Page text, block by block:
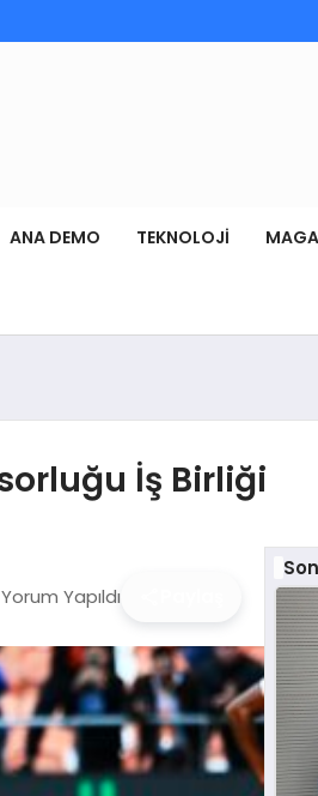
ANA DEMO TEKNOLOJI
İş Birliği
Yapıldı